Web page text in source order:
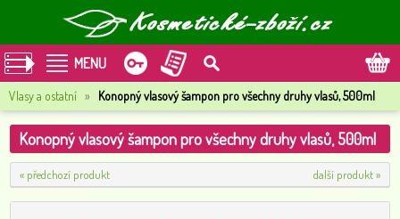
MENU
Vlasy a ostatní » Konopný vlasový šampon pro všechny druhy vlasů, 500ml
Konopný vlasový šampon pro všechny druhy vlasů, 500ml
« předchozí produkt další produkt »